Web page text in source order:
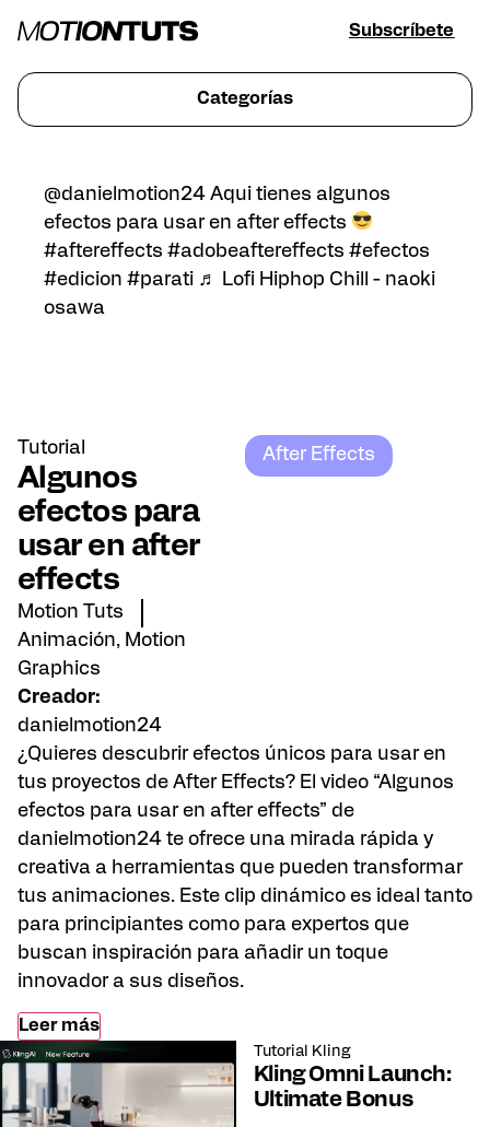
Subscríbete
Categorías
@danielmotion24 Aqui tienes algunos
efectos para usar en after effects
#aftereffects #adobeaftereffects #efectos
#edicion #parati ♬ Lofi Hiphop Chill - naoki
osawa
Tutorial
Algunos
efectos para
usar en after
effects
Motion Tuts
Animación, Motion
Graphics
Creador:
danielmotion24
After Effects
¿Quieres descubrir efectos únicos para usar en
tus proyectos de After Effects? El video “Algunos
efectos para usar en after effects” de
danielmotion24 te ofrece una mirada rápida y
creativa a herramientas que pueden transformar
tus animaciones. Este clip dinámico es ideal tanto
para principiantes como para expertos que
buscan inspiración para añadir un toque
innovador a sus diseños.
Leer más
Tutorial Kling
Kling Omni Launch:
Ultimate Bonus